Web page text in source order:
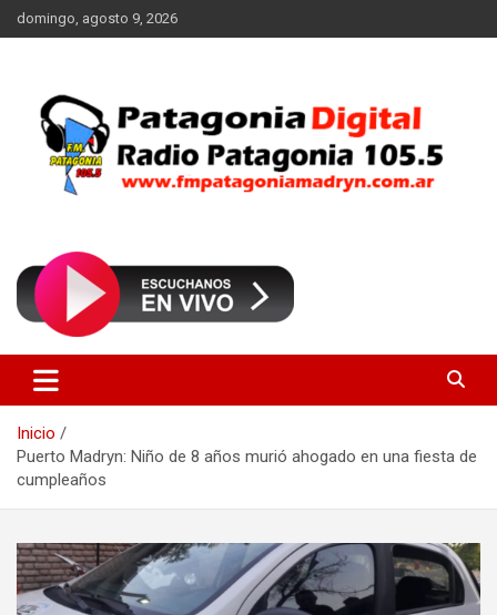
Saltar
al
domingo, agosto 9, 2026
FM Patagonia Madryn
Inicio
Puerto Madryn: Niño de 8 años murió ahogado en una fiesta de
cumpleaños